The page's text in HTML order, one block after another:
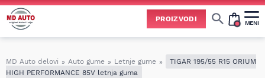
PROIZVODI MENI
MD Auto delovi » Auto gume » Letnje gume »
TIGAR 195/55 R15 ORIUM
HIGH PERFORMANCE 85V letnja guma